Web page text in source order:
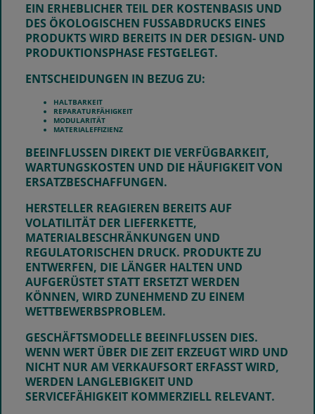
EIN ERHEBLICHER TEIL DER KOSTENBASIS UND
DES ÖKOLOGISCHEN FUSSABDRUCKS EINES P
RODUKTS WIRD BEREITS IN DER DESIGN- UND P
RODUKTIONSPHASE FESTGELEGT.
ENTSCHEIDUNGEN IN BEZUG ZU:
HALTBARKEIT
REPARATURFÄHIGKEIT
MODULARITÄT
MATERIALEFFIZIENZ
BEEINFLUSSEN DIREKT DIE VERFÜGBARKEIT,
WARTUNGSKOSTEN UND DIE HÄUFIGKEIT VON
ERSATZBESCHAFFUNGEN.
HERSTELLER REAGIEREN BEREITS AUF
VOLATILITÄT DER LIEFERKETTE,
MATERIALBESCHRÄNKUNGEN UND
REGULATORISCHEN DRUCK. PRODUKTE ZU
ENTWERFEN, DIE LÄNGER HALTEN UND
AUFGERÜSTET STATT ERSETZT WERDEN
KÖNNEN, WIRD ZUNEHMEND ZU EINEM
WETTBEWERBSPROBLEM.
GESCHÄFTSMODELLE BEEINFLUSSEN DIES.
WENN WERT ÜBER DIE ZEIT ERZEUGT WIRD UND
NICHT NUR AM VERKAUFSORT ERFASST WIRD,
WERDEN LANGLEBIGKEIT UND
SERVICEFÄHIGKEIT KOMMERZIELL RELEVANT.